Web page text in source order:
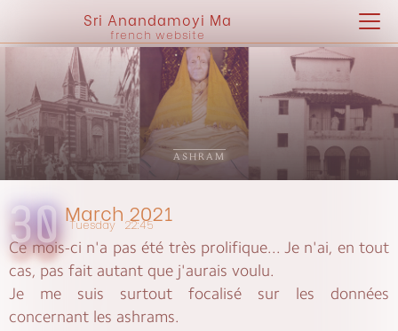
ASHRAM
30March 2021
Tuesday 22:45
Ce mois-ci n'a pas été très prolifique... Je n'ai, en tout
cas, pas fait autant que j'aurais voulu.
Je me suis surtout focalisé sur les données
concernant les ashrams.
Sri Anandamoyi Ma
french website